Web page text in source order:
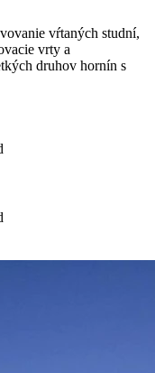
vŕtaných studní,
vrty a
druhov hornín s